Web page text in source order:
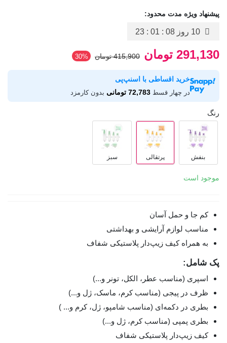
پیشنهاد ویژه مدت محدود:
10 روز 23 : 01 : 08
291,130 تومان 415,900 تومان ‎30%
خرید اقساطی با اسنپ‌پی
در چهار قسط 72,783 تومانی بدون کارمزد
رنگ
بنفش پرتقالی سبز
موجود است
کم جا و حمل آسان
مناسب لوازم آرایشی و بهداشتی
به همراه کیف زیپ‌دار پلاستیکی شفاف
پک شامل:
اسپری (مناسب عطر، الکل، تونر و...)
ظرف در پیجی (مناسب کرم، ماسک، ژل و...)
بطری در دکمه‌ای (مناسب شامپو، ژل، کرم و... )
بطری پمپی (مناسب کرم، ژل و...)
کیف زیپ‌دار پلاستیکی شفاف